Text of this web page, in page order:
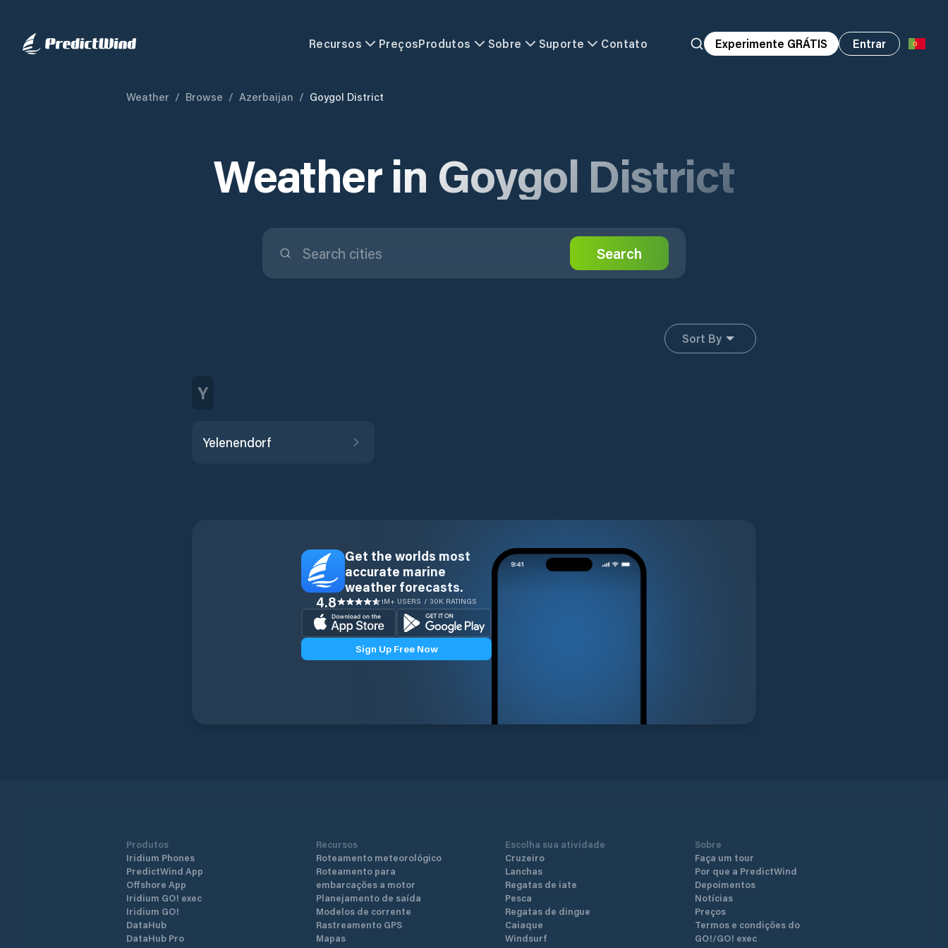
Recursos PreçosProdutos Sobre Suporte Contato Experimente GRÁTIS Entrar
Weather / Browse / Azerbaijan / Goygol District
Weather in Goygol District
Search
Sort By
Y
Yelenendorf
Get the worlds most
accurate marine
weather forecasts.
4.8 1M+ USERS / 30K RATINGS
Sign Up Free Now
Produtos
Iridium Phones
PredictWind App
Offshore App
Iridium GO! exec
Iridium GO!
DataHub
DataHub Pro
Recursos
Roteamento meteorológico
Roteamento para
embarcações a motor
Planejamento de saída
Modelos de corrente
Rastreamento GPS
Mapas
Escolha sua atividade
Cruzeiro
Lanchas
Regatas de iate
Pesca
Regatas de dingue
Caiaque
Windsurf
Sobre
Faça um tour
Por que a PredictWind
Depoimentos
Notícias
Preços
Termos e condições do
GO!/GO! exec